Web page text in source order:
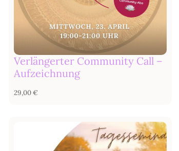
Verlängerter Community Call –
Aufzeichnung
29,00€